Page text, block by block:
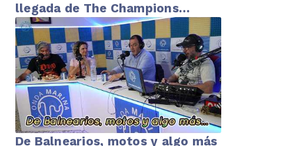
llegada de The Champions
Burger
De Balnearios, motos y algo más